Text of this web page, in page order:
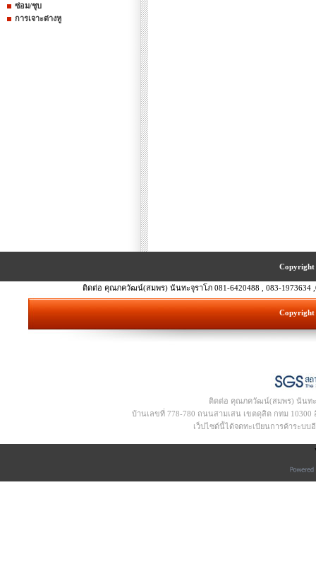
ซ่อม/ชุบ
การเจาะต่างหู
Copyright
ติดต่อ คุณภควัฒน์(สมพร) นันทะจุราโภ 081-6420488 , 083-1973634
Copyright
ติดต่อ คุณภควัฒน์(สมพร) นันทะจุ
บ้านเลขที่ 778-780 ถนนสามเสน เขตดุสิต กทม 10300 อี
เว็ปไซด์นี้ได้จดทะเบียนการค้าระบบ